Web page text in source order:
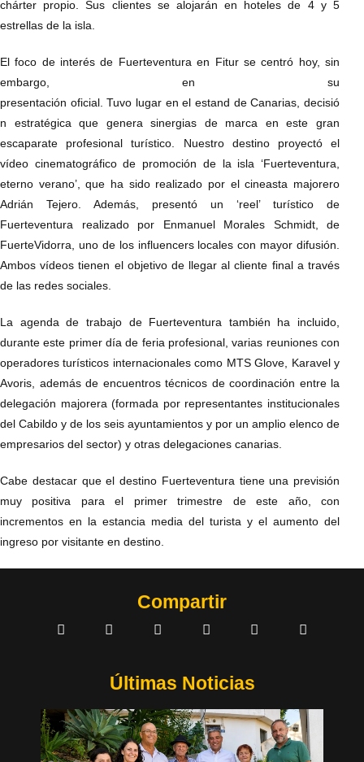
chárter propio. Sus clientes se alojarán en hoteles de 4 y 5
estrellas de la isla.
El foco de interés de Fuerteventura en Fitur se centró hoy, sin
embargo, en su
presentación oficial. Tuvo lugar en el estand de Canarias, decisió
n estratégica que genera sinergias de marca en este gran
escaparate profesional turístico. Nuestro destino proyectó el
vídeo cinematográfico de promoción de la isla ‘Fuerteventura,
eterno verano’, que ha sido realizado por el cineasta majorero
Adrián Tejero. Además, presentó un ‘reel’ turístico de
Fuerteventura realizado por Enmanuel Morales Schmidt, de
FuerteVidorra, uno de los influencers locales con mayor difusión.
Ambos vídeos tienen el objetivo de llegar al cliente final a través
de las redes sociales.
La agenda de trabajo de Fuerteventura también ha incluido,
durante este primer día de feria profesional, varias reuniones con
operadores turísticos internacionales como MTS Glove, Karavel y
Avoris, además de encuentros técnicos de coordinación entre la
delegación majorera (formada por representantes institucionales
del Cabildo y de los seis ayuntamientos y por un amplio elenco de
empresarios del sector) y otras delegaciones canarias.
Cabe destacar que el destino Fuerteventura tiene una previsión
muy positiva para el primer trimestre de este año, con
incrementos en la estancia media del turista y el aumento del
ingreso por visitante en destino.
Compartir
Últimas Noticias